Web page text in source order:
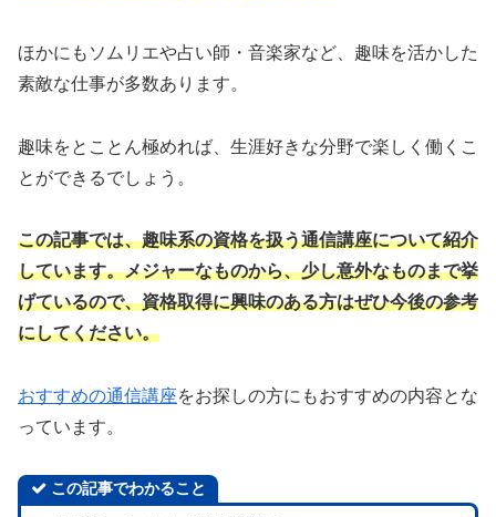
ほかにもソムリエや占い師・音楽家など、趣味を活かした
素敵な仕事が多数あります。
趣味をとことん極めれば、生涯好きな分野で楽しく働くこ
とができるでしょう。
この記事では、趣味系の資格を扱う通信講座について紹介
しています。メジャーなものから、少し意外なものまで挙
げているので、資格取得に興味のある方はぜひ今後の参考
にしてください。
おすすめの通信講座をお探しの方にもおすすめの内容とな
っています。
この記事でわかること